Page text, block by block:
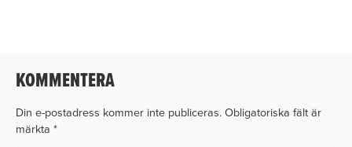
KOMMENTERA
Din e-postadress kommer inte publiceras. Obligatoriska fält är
märkta *